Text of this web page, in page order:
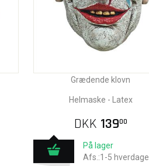
Grædende klovn
Helmaske - Latex
DKK 13900
På lager
Afs.:1-5 hverdage